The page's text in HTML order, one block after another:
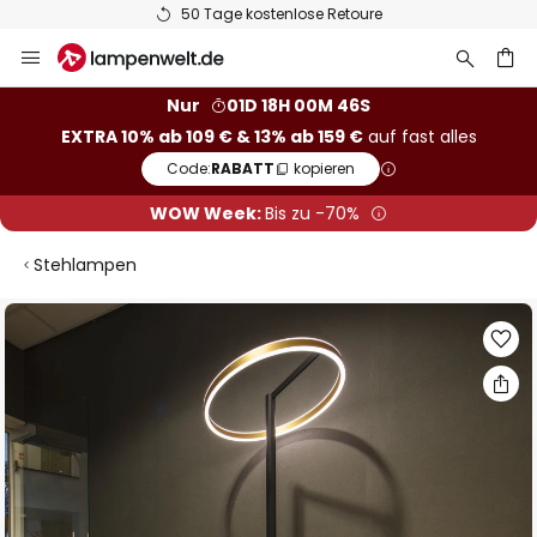
50 Tage kostenlose Retoure
Inhalt
Nur
01D 18H 00M 45S
EXTRA 10% ab 109 € & 13% ab 159 €auf fast alles
Code:RABATT kopieren
WOW Week:Bis zu -70%
Stehlampen
Zum
Ende
Bildgalerie
springen